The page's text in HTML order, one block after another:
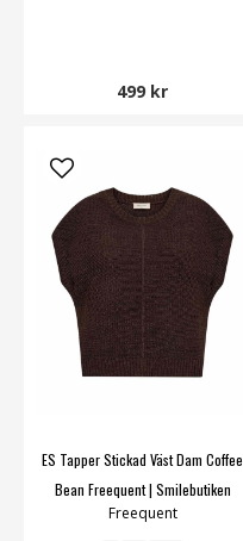
499 kr
ES Tapper Stickad Väst Dam Coffee
Bean Freequent | Smilebutiken
Freequent